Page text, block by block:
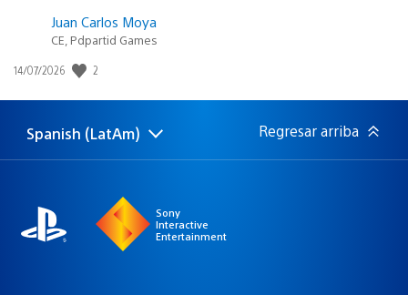
Juan Carlos Moya
CE, Pdpartid Games
Fecha
publicación:
14/07/2026 2
Elige
una
Región
actual:
Spanish (LatAm) Regresar arriba
Sony
Interactive
Entertainment